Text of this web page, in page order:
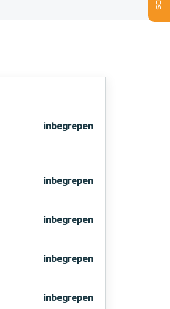
inbegrepen
inbegrepen
inbegrepen
inbegrepen
inbegrepen